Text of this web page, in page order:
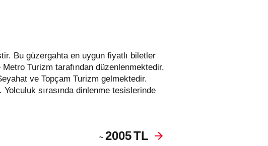
Turizm tarafından düzenlenmektedir.
ve Topçam Turizm gelmektedir.
sırasında dinlenme tesislerinde
~ 2005TL